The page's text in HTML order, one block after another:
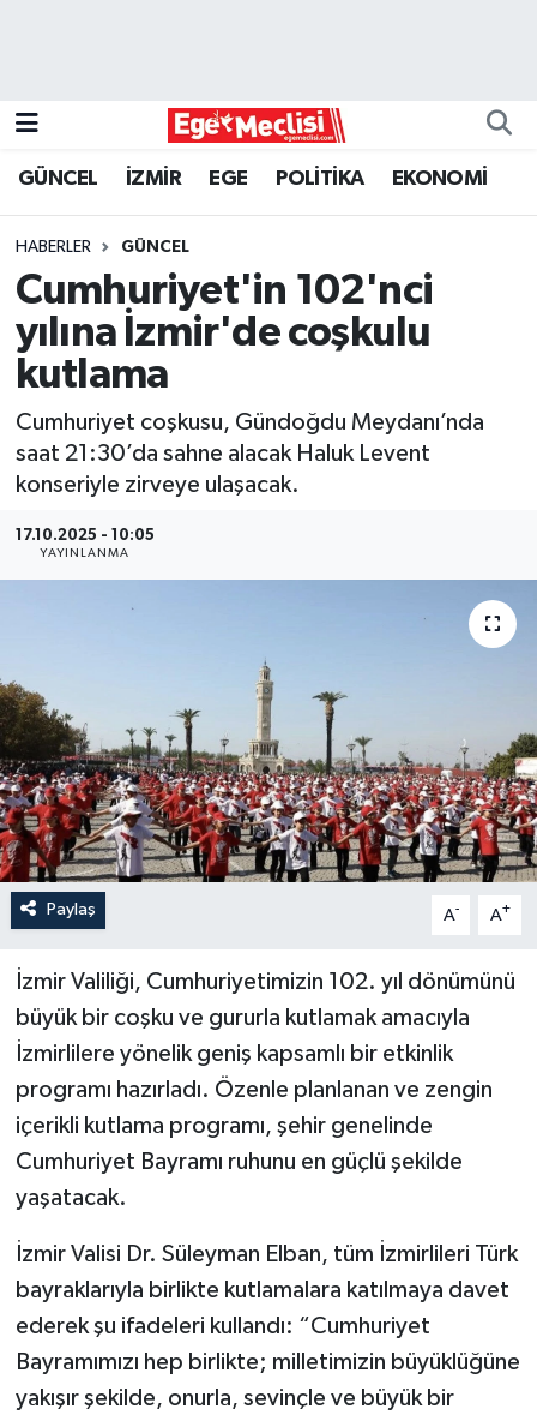
GÜNCEL İZMİR EGE POLİTİKA EKONOMİ
HABERLER GÜNCEL
Cumhuriyet'in 102'nci
yılına İzmir'de coşkulu
kutlama
Cumhuriyet coşkusu, Gündoğdu Meydanı’nda
saat 21:30’da sahne alacak Haluk Levent
konseriyle zirveye ulaşacak.
17.10.2025 - 10:05
YAYINLANMA
Paylaş A- A+
İzmir Valiliği, Cumhuriyetimizin 102. yıl dönümünü
büyük bir coşku ve gururla kutlamak amacıyla
İzmirlilere yönelik geniş kapsamlı bir etkinlik
programı hazırladı. Özenle planlanan ve zengin
içerikli kutlama programı, şehir genelinde
Cumhuriyet Bayramı ruhunu en güçlü şekilde
yaşatacak.
İzmir Valisi Dr. Süleyman Elban, tüm İzmirlileri Türk
bayraklarıyla birlikte kutlamalara katılmaya davet
ederek şu ifadeleri kullandı: “Cumhuriyet
Bayramımızı hep birlikte; milletimizin büyüklüğüne
yakışır şekilde, onurla, sevinçle ve büyük bir
GÜNCEL
İZMİR
ÖZEL HABER
Programlar
YAŞAM